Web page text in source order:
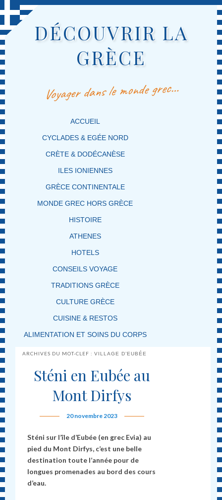
DÉCOUVRIR LA
GRÈCE
Voyager dans le monde grec…
MENU PRINCIPAL
MASQUER LA NAVIGATION PRINCIPALE
MASQUER LA NAVIGATION SECONDAIRE
ACCUEIL
CYCLADES & EGÉE NORD
CRÈTE & DODÉCANÈSE
ILES IONIENNES
GRÈCE CONTINENTALE
MONDE GREC HORS GRÈCE
HISTOIRE
ATHENES
HOTELS
CONSEILS VOYAGE
TRADITIONS GRÈCE
CULTURE GRÈCE
CUISINE & RESTOS
ALIMENTATION ET SOINS DU CORPS
ARCHIVES DU MOT-CLEF :VILLAGE D’EUBÉE
Sténi en Eubée au
Mont Dirfys
20 novembre 2023
Sténi sur l’île d’Eubée (en grec Evia) au
pied du Mont Dirfys, c’est une belle
destination toute l’année pour de
longues promenades au bord des cours
d’eau.